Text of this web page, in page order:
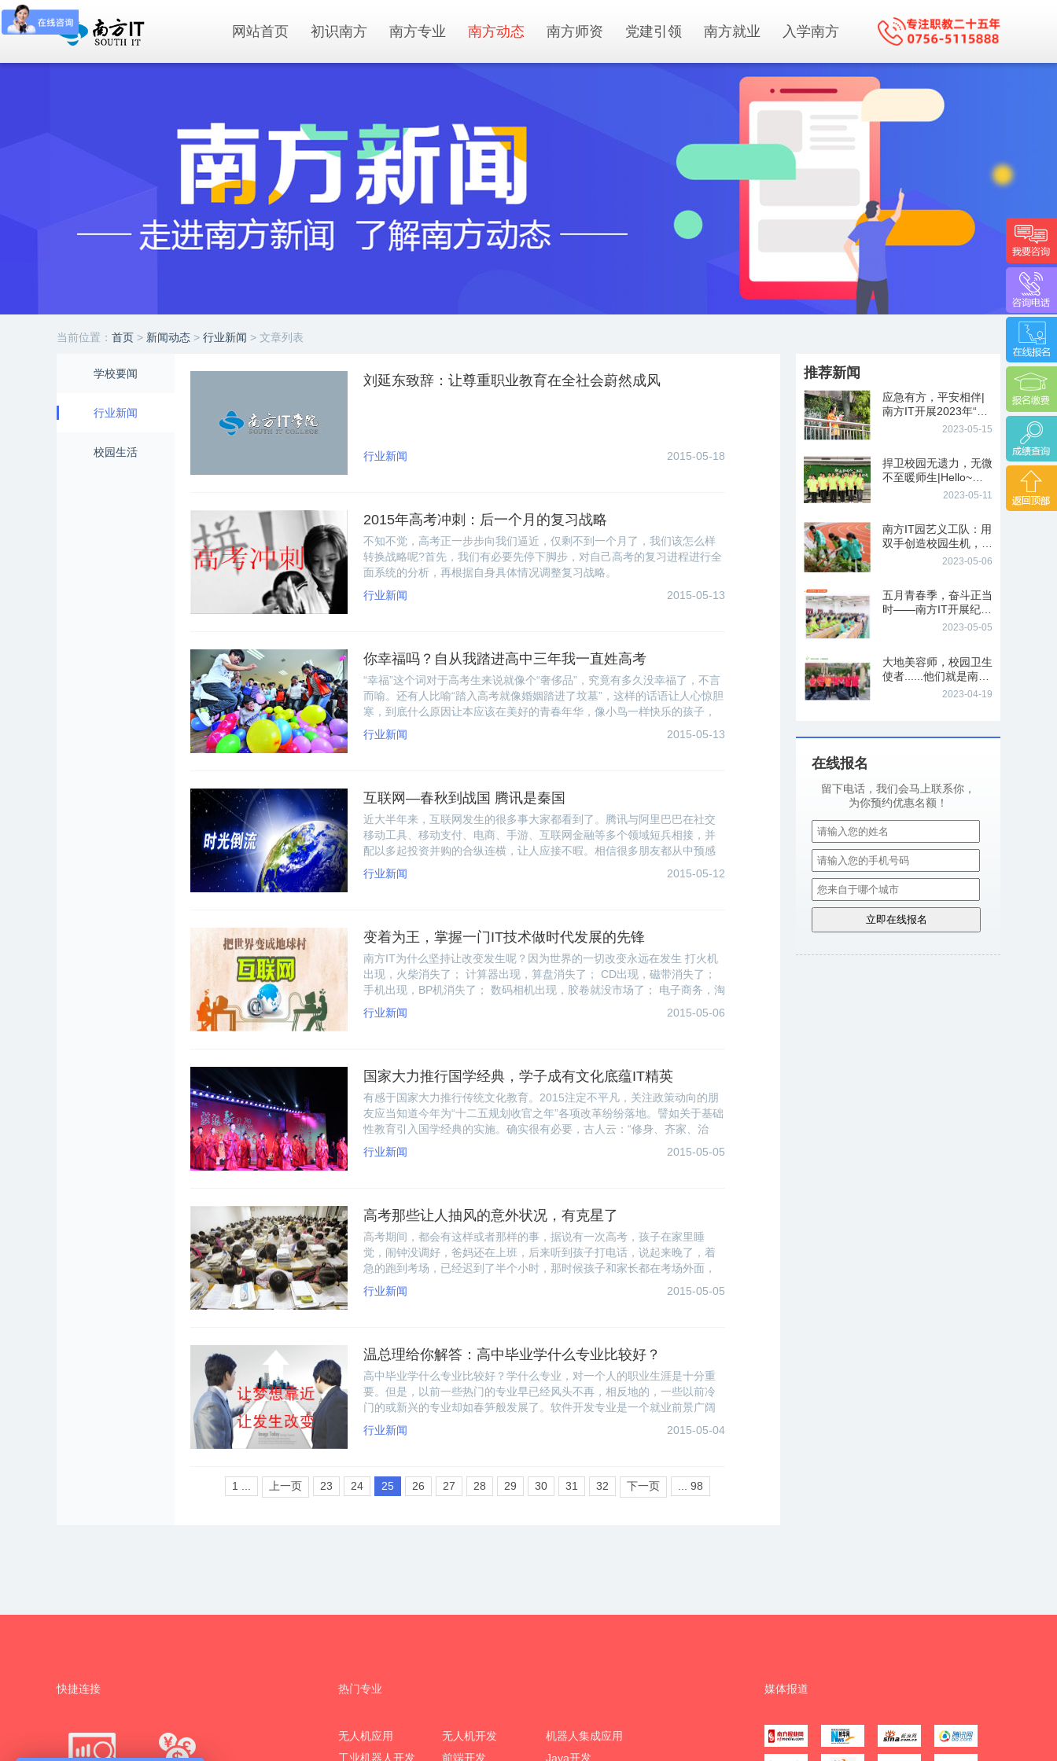
网站首页 初识南方 南方专业 南方动态 南方师资 党建引领 南方就业 入学南方
当前位置： 首页 > 新闻动态 > 行业新闻 > 文章列表
学校要闻
行业新闻
校园生活
刘延东致辞：让尊重职业教育在全社会蔚然成风
行业新闻 2015-05-18
2015年高考冲刺：后一个月的复习战略
不知不觉，高考正一步步向我们逼近，仅剩不到一个月了，我们该怎么样
转换战略呢?首先，我们有必要先停下脚步，对自己高考的复习进程进行全
面系统的分析，再根据自身具体情况调整复习战略。
行业新闻
2015-05-13
你幸福吗？自从我踏进高中三年我一直姓高考
“幸福”这个词对于高考生来说就像个“奢侈品”，究竟有多久没幸福了，不言
而喻。还有人比喻“踏入高考就像婚姻踏进了坟墓”，这样的话语让人心惊胆
寒，到底什么原因让本应该在美好的青春年华，像小鸟一样快乐的孩子，
变的沉默寡言，变的为高考而高考？以下是不少高考生在咨询南方IT时心
中的想法。
行业新闻 2015-05-13
互联网—春秋到战国 腾讯是秦国
​近大半年来，互联网发生的很多事大家都看到了。腾讯与阿里巴巴在社交
移动工具、移动支付、电商、手游、互联网金融等多个领域短兵相接，并
配以多起投资并购的合纵连横，让人应接不暇。相信很多朋友都从中预感
到要有大变化，感觉它们的竞争比PC时代更激烈了，但具体又说不上来
why。
行业新闻 2015-05-12
变着为王，掌握一门IT技术做时代发展的先锋
南方IT为什么坚持让改变发生呢？因为世界的一切改变永远在发生 打火机
出现，火柴消失了； 计算器出现，算盘消失了； CD出现，磁带消失了；
手机出现，BP机消失了； 数码相机出现，胶卷就没市场了； 电子商务，淘
宝的出现，传统生意萎缩了… 智能手机、4G出现，回家不上电脑了。。。
行业新闻 2015-05-06
国家大力推行国学经典，学子成有文化底蕴IT精英
有感于国家大力推行传统文化教育。2015注定不平凡，关注政策动向的朋
友应当知道今年为“十二五规划收官之年”各项改革纷纷落地。譬如关于基础
性教育引入国学经典的实施。确实很有必要，古人云：“修身、齐家、治
国、平天下”。总是将“修身”列在首席，说明良好的个修养是成就事业的前
提。
行业新闻 2015-05-05
高考那些让人抽风的意外状况，有克星了
高考期间，都会有这样或者那样的事，据说有一次高考，孩子在家里睡
觉，闹钟没调好，爸妈还在上班，后来听到孩子打电话，说起来晚了，着
急的跑到考场，已经迟到了半个小时，那时候孩子和家长都在考场外面，
也已经晚了，那个时候大家都说，孩子都高考了，还上班干嘛啊，请假几
天嘛！今天呢，南方IT老师就给大家整理了高考那些让人抽风的意外状
行业新闻 2015-05-05
温总理给你解答：高中毕业学什么专业比较好？
高中毕业学什么专业比较好？学什么专业，对一个人的职业生涯是十分重
要。但是，以前一些热门的专业早已经风头不再，相反地的，一些以前冷
门的或新兴的专业却如春笋般发展了。软件开发专业是一个就业前景广阔
的专业！软件行业属于技术行业，随着中国软件业的迅猛发展，软件工程
师的薪资也“水涨船高”。
行业新闻 2015-05-04
1 ... 上一页 23 24 25 26 27 28 29 30 31 32 下一页 ... 98
推荐新闻
应急有方，平安相伴|
南方IT开展2023年“防
灾减灾”主题教育活动
2023-05-15
捍卫校园无遗力，无微
不至暖师生|Hello~我
们是南方IT校园护卫队
2023-05-11
南方IT园艺义工队：用
双手创造校园生机，用
行动奏响劳动协奏曲
2023-05-06
五月青春季，奋斗正当
时——南方IT开展纪念
五四运动104周年文艺
2023-05-05
大地美容师，校园卫生
使者......他们就是南方I
T卫生义工队2023-04-19
在线报名
留下电话，我们会马上联系你，
为你预约优惠名额！
快捷连接 热门专业
无人机应用 无人机开发
机器人集成应用
工业机器人开发
前端开发 Java开发
媒体报道